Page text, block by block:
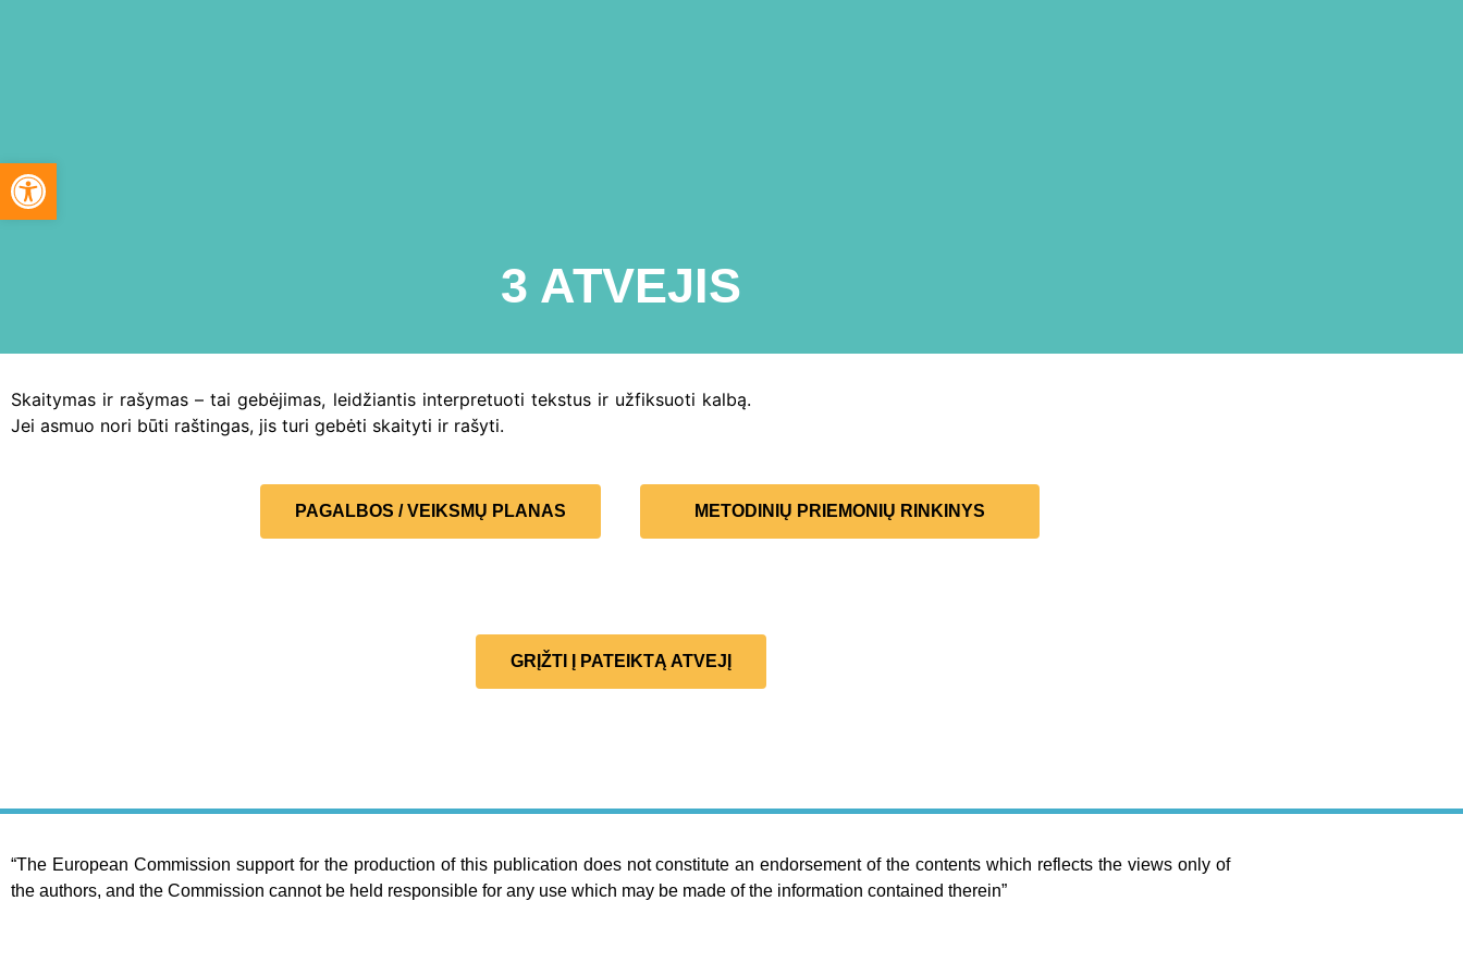
3 ATVEJIS
Skaitymas ir rašymas – tai gebėjimas, leidžiantis interpretuoti tekstus ir užfiksuoti kalbą.
Jei asmuo nori būti raštingas, jis turi gebėti skaityti ir rašyti.
PAGALBOS / VEIKSMŲ PLANAS METODINIŲ PRIEMONIŲ RINKINYS
GRĮŽTI Į PATEIKTĄ ATVEJĮ
“The European Commission support for the production of this publication does not constitute an endorsement of the contents which reflects the views only of
the authors, and the Commission cannot be held responsible for any use which may be made of the information contained therein”
Open toolbar